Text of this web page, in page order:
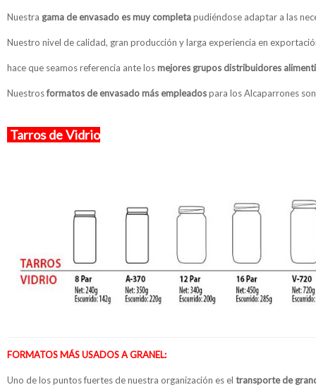
Nuestra gama de envasado es muy completapudiéndose adaptar a las
Nuestro nivel de calidad, gran producción y larga experiencia en
hace que seamos referencia ante losmejores grupos distribuidores
Nuestrosformatos de envasado más empleadospara los Alcaparrones
Tarros de Vidrio
FORMATOS MÁS USADOS A GRANEL:
Uno de los puntos fuertes de nuestra organización es el transporte de